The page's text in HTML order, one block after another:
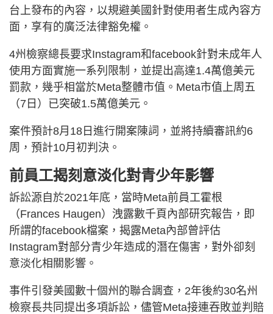
台上發布的內容，以規避美國針對使用者生成內容方
面，享有的廣泛法律豁免權。
4州檢察總長要求Instagram和facebook針對未成年人
使用方面實施一系列限制，並提出高達1.4萬億美元
罰款，幾乎相當於Meta整體市值。Meta市值上周五
（7日）已突破1.5萬億美元。
案件預計8月18日進行開案陳詞，並將持續審訊約6
周，預計10月初判決。
前員工揭刻意淡化對青少年影響
訴訟源自於2021年底，當時Meta前員工霍根
（Frances Haugen）洩露數千頁內部研究報告，即
所謂的facebook檔案，揭露Meta內部曾評估
Instagram對部分青少年造成的潛在傷害，對外卻刻
意淡化相關影響。
事件引發美國數十個州的聯合調查，2年後約30名州
檢察長共同提出多項訴訟，儘管Meta接連吞敗並判賠